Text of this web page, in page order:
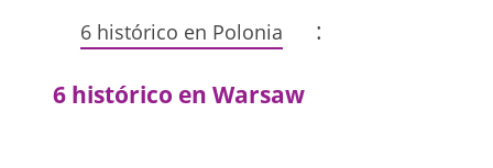
6 histórico en Polonia :
6 histórico en Warsaw